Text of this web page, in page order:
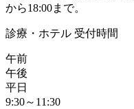
から18:00まで。
診療・ホテル 受付時間
午前
午後
平日
9:30～11:30